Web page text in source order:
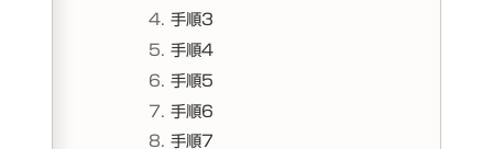
手順3
手順4
手順5
手順6
手順7